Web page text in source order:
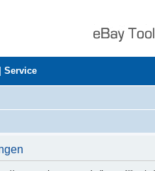
Service